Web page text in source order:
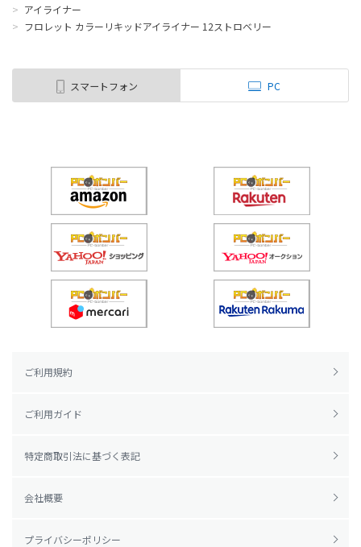
> アイライナー
> フロレット カラーリキッドアイライナー 12ストロベリー
スマートフォン PC
ご利用規約
ご利用ガイド
特定商取引法に基づく表記
会社概要
プライバシーポリシー